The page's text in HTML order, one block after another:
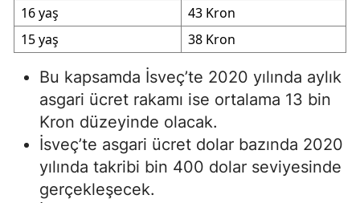
16 yaş
43 Kron
15 yaş
38 Kron
Bu kapsamda İsveç’te 2020 yılında aylık
asgari ücret rakamı ise ortalama 13 bin
Kron düzeyinde olacak.
İsveç’te asgari ücret dolar bazında 2020
yılında takribi bin 400 dolar seviyesinde
gerçekleşecek.